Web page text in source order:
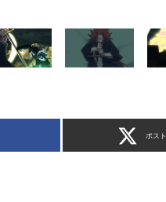
ポスト